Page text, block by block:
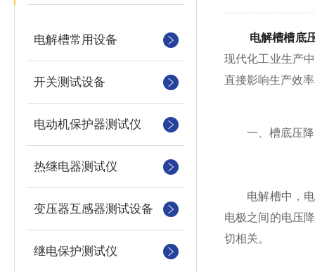
电解槽常用设备
开关测试设备
电动机保护器测试仪
热继电器测试仪
变压器互感器测试设备
继电保护测试仪
电解槽槽底
现代化工业生产
直接影响生产效
一、槽底压降
电解槽中，电
电极之间的电压
切相关。